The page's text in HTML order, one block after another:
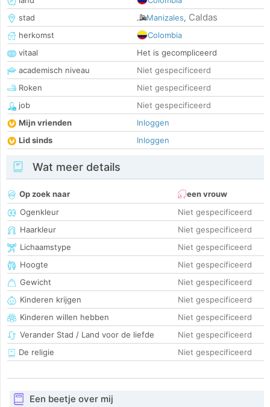
stad
Manizales, Caldas
herkomst
Colombia
vitaal
Het is gecompliceerd
academisch niveau
Niet gespecificeerd
Roken
Niet gespecificeerd
job
Niet gespecificeerd
Mijn vrienden
Inloggen
Lid sinds
Inloggen
Wat meer details
Op zoek naar
een vrouw
Ogenkleur
Niet gespecificeerd
Haarkleur
Niet gespecificeerd
Lichaamstype
Niet gespecificeerd
Hoogte
Niet gespecificeerd
Gewicht
Niet gespecificeerd
Kinderen krijgen
Niet gespecificeerd
Kinderen willen hebben
Niet gespecificeerd
Verander Stad / Land voor de liefde
Niet gespecificeerd
De religie
Niet gespecificeerd
Een beetje over mij